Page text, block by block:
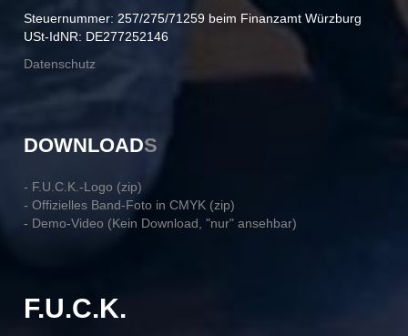
Steuernummer: 257/275/71259 beim Finanzamt Würzburg
USt-IdNR: DE277252146
Datenschutz
DOWNLOADS
- F.U.C.K.-Logo (zip)
- Offizielles Band-Foto in CMYK (zip)
- Demo-Video (Kein Download, "nur" ansehbar)
F.U.C.K.